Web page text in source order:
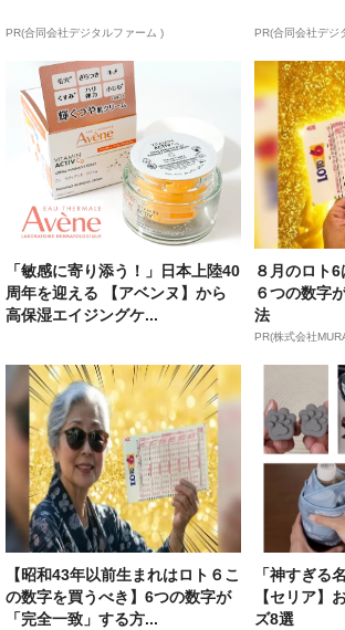
PR(合同会社デジタルファーム ) PR(合同会社デジ
「敏感に寄り添う！」日本上陸40
周年を迎える 【アベンヌ】から
高保湿エイジングケ...
８月のロト
６つの数字
法
PR(株式会社
【昭和43年以前生まれはロト６こ
の数字を買うべき】6つの数字が
「完全一致」する方...
「神すぎる
【セリア】
ズ8選